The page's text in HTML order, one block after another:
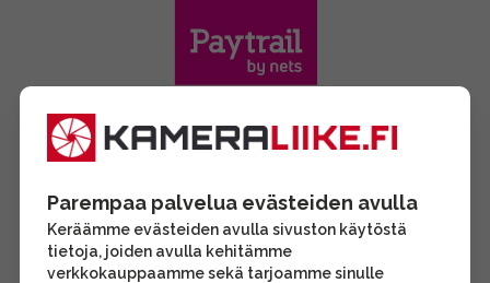
Parempaa palvelua evästeiden avulla
Keräämme evästeiden avulla sivuston käytöstä
tietoja, joiden avulla kehitämme
verkkokauppaamme sekä tarjoamme sinulle